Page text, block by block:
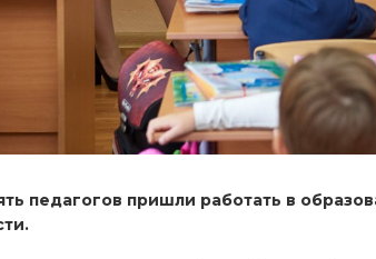
педагогов пришли работать в